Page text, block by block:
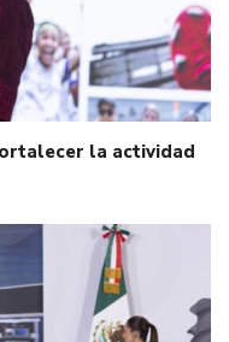
la actividad